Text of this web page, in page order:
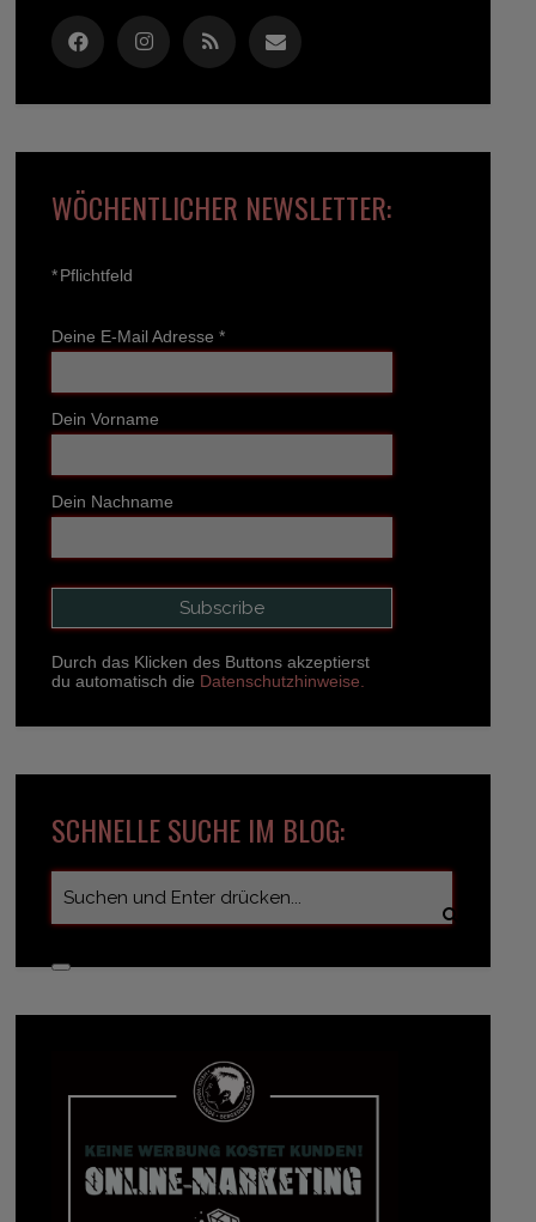
WÖCHENTLICHER NEWSLETTER:
*Pflichtfeld
Deine E-Mail Adresse *
Dein Vorname
Dein Nachname
Durch das Klicken des Buttons akzeptierst
du automatisch die Datenschutzhinweise.
SCHNELLE SUCHE IM BLOG: